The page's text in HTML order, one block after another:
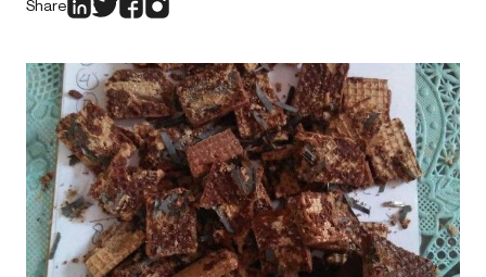
Share